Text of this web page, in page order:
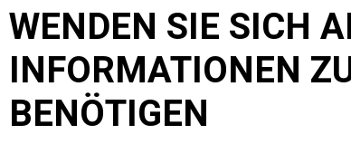
WENDEN SIE SICH
INFORMATIONEN
BENÖTIGEN